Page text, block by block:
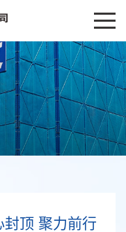
封顶 聚力前行